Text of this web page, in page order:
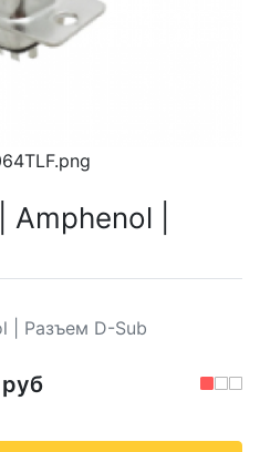
Amphenol |
| Разъем D-Sub